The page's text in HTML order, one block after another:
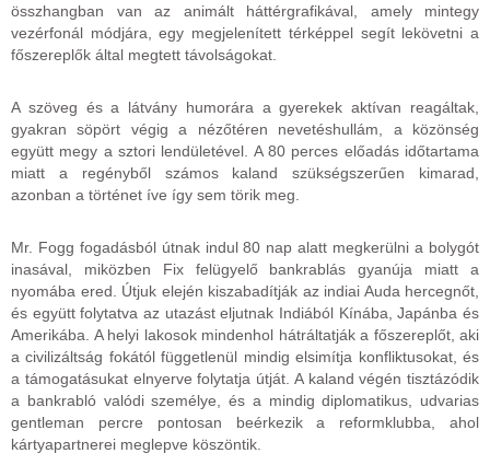
összhangban van az animált háttérgrafikával, amely mintegy
vezérfonál módjára, egy megjelenített térképpel segít lekövetni a
főszereplők által megtett távolságokat.
A szöveg és a látvány humorára a gyerekek aktívan reagáltak,
gyakran söpört végig a nézőtéren nevetéshullám, a közönség
együtt megy a sztori lendületével. A 80 perces előadás időtartama
miatt a regényből számos kaland szükségszerűen kimarad,
azonban a történet íve így sem törik meg.
Mr. Fogg fogadásból útnak indul 80 nap alatt megkerülni a bolygót
inasával, miközben Fix felügyelő bankrablás gyanúja miatt a
nyomába ered. Útjuk elején kiszabadítják az indiai Auda hercegnőt,
és együtt folytatva az utazást eljutnak Indiából Kínába, Japánba és
Amerikába. A helyi lakosok mindenhol hátráltatják a főszereplőt, aki
a civilizáltság fokától függetlenül mindig elsimítja konfliktusokat, és
a támogatásukat elnyerve folytatja útját. A kaland végén tisztázódik
a bankrabló valódi személye, és a mindig diplomatikus, udvarias
gentleman percre pontosan beérkezik a reformklubba, ahol
kártyapartnerei meglepve köszöntik.